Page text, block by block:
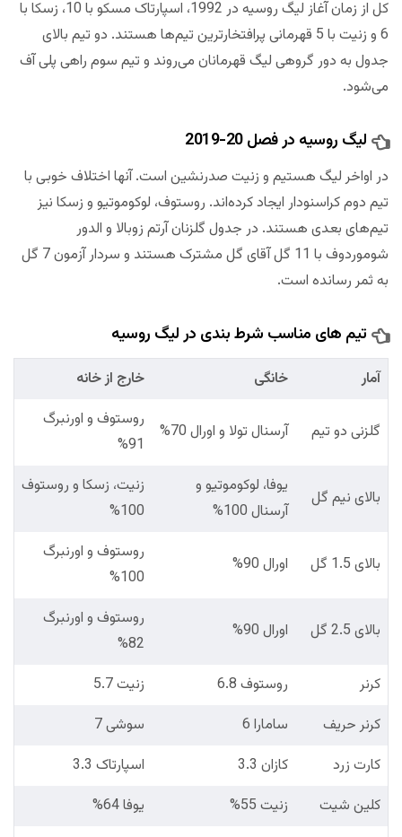
کل از زمان آغاز لیگ روسیه در 1992، اسپارتاک مسکو با 10، زسکا با
6 و زنیت با 5 قهرمانی پرافتخارترین تیم‌ها هستند. دو تیم بالای
جدول به دور گروهی لیگ قهرمانان می‌روند و تیم سوم راهی پلی آف
می‌شود.
لیگ روسیه در فصل 20-2019
در اواخر لیگ هستیم و زنیت صدرنشین است. آنها اختلاف خوبی با
تیم دوم کراسنودار ایجاد کرده‌اند. روستوف، لوکوموتیو و زسکا نیز
تیم‌های بعدی هستند. در جدول گلزنان آرتم زوبالا و الدور
شوموردوف با 11 گل آقای گل مشترک هستند و سردار آزمون 7 گل
به ثمر رسانده است.
تیم های مناسب شرط بندی در لیگ روسیه
آمار خانگی خارج از خانه
گلزنی دو تیم آرسنال تولا و اورال 70%
روستوف و اورنبرگ
91%
بالای نیم گل
یوفا، لوکوموتیو و
آرسنال 100%
زنیت، زسکا و روستوف
100%
بالای 1.5 گل اورال 90%
روستوف و اورنبرگ
100%
بالای 2.5 گل اورال 90%
روستوف و اورنبرگ
82%
کرنر
روستوف 6.8
زنیت 5.7
کرنر حریف
سامارا 6
سوشی 7
کارت زرد
کازان 3.3
اسپارتاک 3.3
کلین شیت
زنیت 55% یوفا 64%